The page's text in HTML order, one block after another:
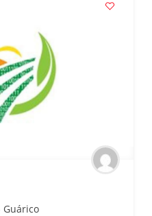
Guárico